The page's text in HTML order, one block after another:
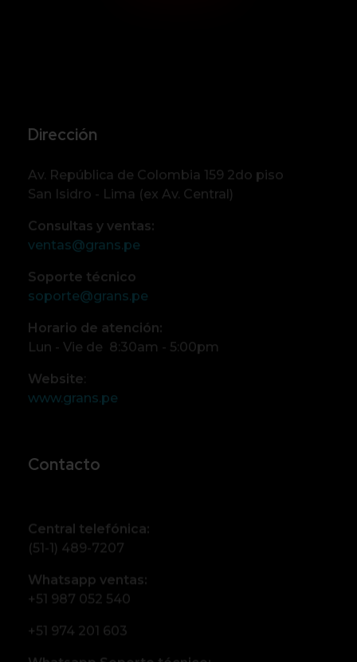
Dirección
Av. República de Colombia 159 2do piso
San Isidro - Lima (ex Av. Central)
Consultas y ventas:
ventas@grans.pe
Soporte técnico
soporte@grans.pe
Horario de atención:
Lun - Vie de 8:30am - 5:00pm
Website:
www.grans.pe
Contacto
Central telefónica:
(51-1) 489-7207
Whatsapp ventas:
+51 987 052 540
+51 974 201 603